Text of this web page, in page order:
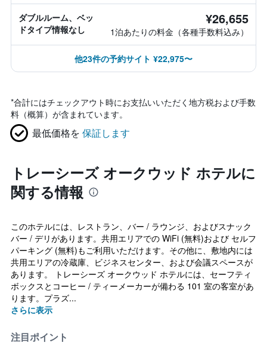
ダブルルーム、ベッ
ドタイプ情報なし
¥26,655
1泊あたりの料金（各種手数料込み）
他23件の予約サイト ¥22,975〜
*合計にはチェックアウト時にお支払いいただく地方税および手数
料（概算）が含まれています。
最低価格を 保証します
トレーシーズ オークウッド ホテルに
関する情報
このホテルには、レストラン、バー / ラウンジ、およびスナック
バー / デリがあります。共用エリアでの WiFi (無料)および セルフ
パーキング (無料)もご利用いただけます。その他に、敷地内には
共用エリアの冷蔵庫、ビジネスセンター、および会議スペースが
あります。 トレーシーズ オークウッド ホテルには、セーフティ
ボックスとコーヒー / ティーメーカーが備わる 101 室の客室があ
ります。プラズ...
さらに表示
注目ポイント